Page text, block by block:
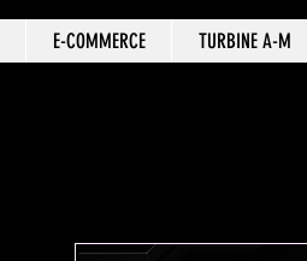
E-COMMERCE TURBINE A-M